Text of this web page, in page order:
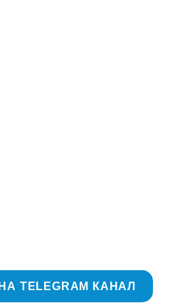
TELEGRAM КАНАЛ